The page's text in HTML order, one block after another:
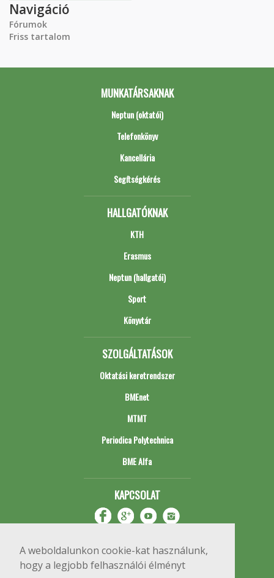
A weboldalunkon cookie-kat használunk,
hogy a legjobb felhasználói élményt
Navigáció
Fórumok
Friss tartalom
MUNKATÁRSAKNAK
Neptun (oktatói)
Telefonkönyv
Kancellária
Segítségkérés
HALLGATÓKNAK
KTH
Erasmus
Neptun (hallgatói)
Sport
Könyvtár
SZOLGÁLTATÁSOK
Oktatási keretrendszer
BMEnet
MTMT
Periodica Polytechnica
BME Alfa
KAPCSOLAT